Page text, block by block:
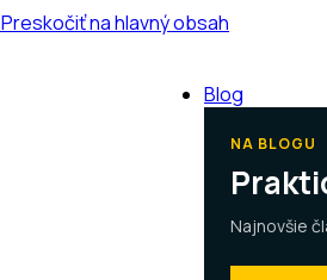
Preskočiť na hlavný obsah
Blog
NA BLOGU
Najnovšie